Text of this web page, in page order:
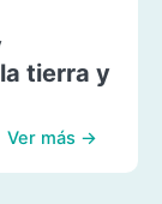
tierra y
Ver más →